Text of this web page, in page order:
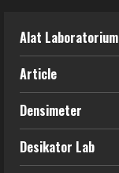
Alat Laboratorium
Article
Densimeter
Desikator Lab